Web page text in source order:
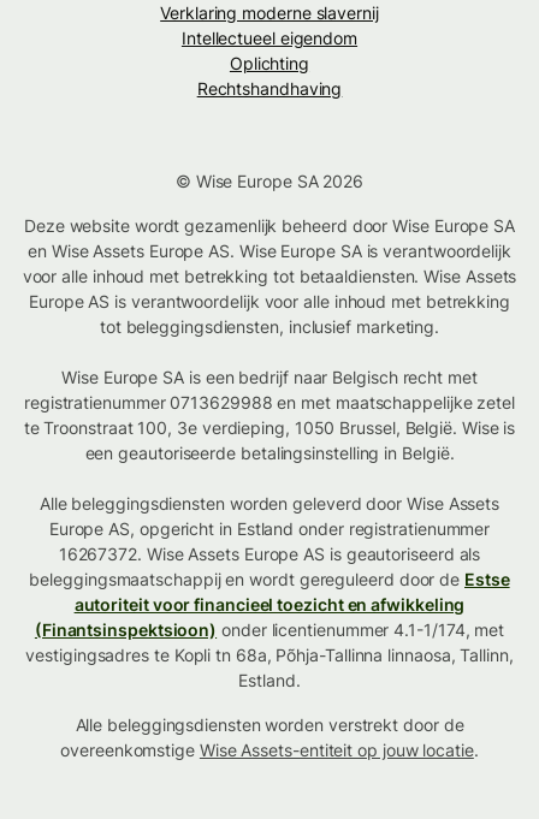
Verklaring moderne slavernij
Intellectueel eigendom
Oplichting
Rechtshandhaving
© Wise Europe SA 2026
Deze website wordt gezamenlijk beheerd door Wise Europe SA
en Wise Assets Europe AS. Wise Europe SA is verantwoordelijk
voor alle inhoud met betrekking tot betaaldiensten. Wise Assets
Europe AS is verantwoordelijk voor alle inhoud met betrekking
tot beleggingsdiensten, inclusief marketing.
Wise Europe SA is een bedrijf naar Belgisch recht met
registratienummer 0713629988 en met maatschappelijke zetel
te Troonstraat 100, 3e verdieping, 1050 Brussel, België. Wise is
een geautoriseerde betalingsinstelling in België.
Alle beleggingsdiensten worden geleverd door Wise Assets
Europe AS, opgericht in Estland onder registratienummer
16267372. Wise Assets Europe AS is geautoriseerd als
beleggingsmaatschappij en wordt gereguleerd door de Estse
autoriteit voor financieel toezicht en afwikkeling
(Finantsinspektsioon) onder licentienummer 4.1-1/174, met
vestigingsadres te Kopli tn 68a, Põhja-Tallinna linnaosa, Tallinn,
Estland.
Alle beleggingsdiensten worden verstrekt door de
overeenkomstige Wise Assets-entiteit op jouw locatie.